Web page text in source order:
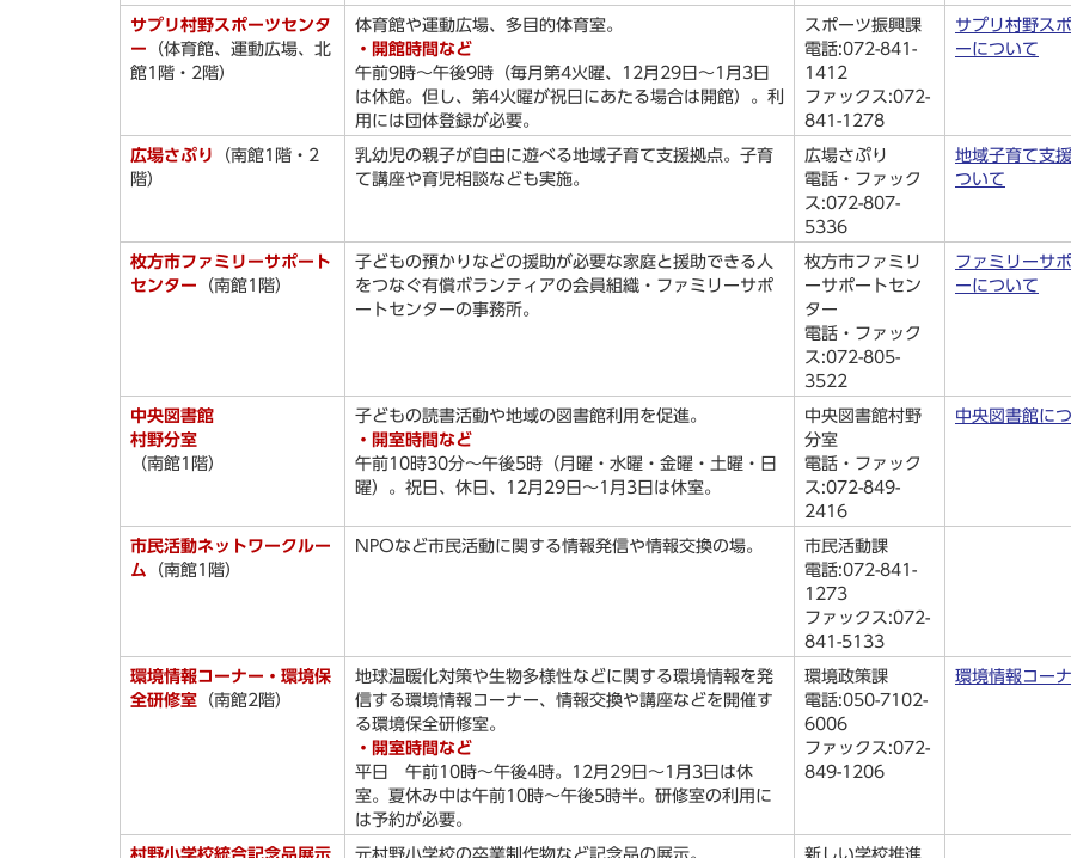
サプリ村野スポーツセンタ
ー （体育館、運動広場、北
館1階・2階）
体育館や運動広場、多目的体育室。
・開館時間など
午前9時～午後9時（毎月第4火曜、12月29日～1月3日
は休館。但し、第4火曜が祝日にあたる場合は開館）。利
用には団体登録が必要。
スポーツ振興課
電話:072-841-
1412
ファックス:072-
841-1278
サプリ村野ス
ーについて
広場さぷり
（南館1階・2
階）
乳幼児の親子が自由に遊べる地域子育て支援拠点。子育
て講座や育児相談なども実施。
広場さぷり
電話・ファック
ス:072-807-
5336
地域子育て支
ついて
枚方市ファミリーサポート
センター （南館1階）
子どもの預かりなどの援助が必要な家庭と援助できる人
をつなぐ有償ボランティアの会員組織・ファミリーサポ
ートセンターの事務所。
枚方市ファミリ
ーサポートセン
ター
電話・ファック
ス:072-805-
3522
ファミリーサ
ーについて
中央図書館
村野分室
（南館1階）
子どもの読書活動や地域の図書館利用を促進。
・開室時間など
午前10時30分～午後5時（月曜・水曜・金曜・土曜・日
曜）。祝日、休日、12月29日～1月3日は休室。
中央図書館村野
分室
電話・ファック
ス:072-849-
2416
中央図書館に
市民活動ネットワークルー
ム （南館1階）
NPOなど市民活動に関する情報発信や情報交換の場。
市民活動課
電話:072-841-
1273
ファックス:072-
841-5133
環境情報コーナー・環境保
全研修室 （南館2階）
地球温暖化対策や生物多様性などに関する環境情報を発
信する環境情報コーナー、情報交換や講座などを開催す
る環境保全研修室。
・開室時間など
平日 午前10時～午後4時。12月29日～1月3日は休
室。夏休み中は午前10時～午後5時半。研修室の利用に
は予約が必要。
環境政策課
電話:050-7102-
6006
ファックス:072-
849-1206
環境情報コー
村野小学校統合記念品展示
元村野小学校の卒業制作物など記念品の展示。
新しい学校推進